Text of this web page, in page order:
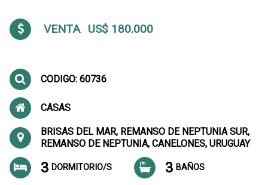
VENTA US$ 180.000
CODIGO: 60736
CASAS
BRISAS DEL MAR, REMANSO DE NEPTUNIA SUR,
REMANSO DE NEPTUNIA, CANELONES, URUGUAY
3 DORMITORIO/S 3 BAÑOS